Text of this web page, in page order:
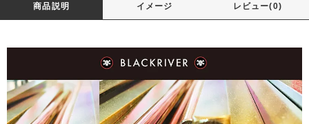
商品説明 イメージ レビュー(0)